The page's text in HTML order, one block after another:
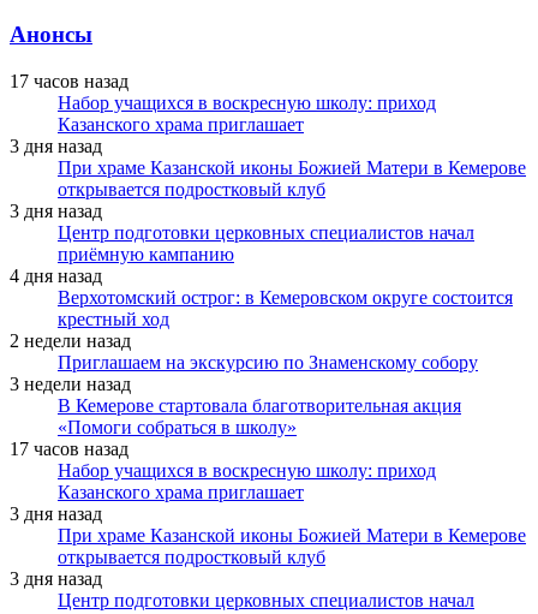
Анонсы
17 часов назад
Набор учащихся в воскресную школу: приход
Казанского храма приглашает
3 дня назад
При храме Казанской иконы Божией Матери в Кемерове
открывается подростковый клуб
3 дня назад
Центр подготовки церковных специалистов начал
приёмную кампанию
4 дня назад
Верхотомский острог: в Кемеровском округе состоится
крестный ход
2 недели назад
Приглашаем на экскурсию по Знаменскому собору
3 недели назад
В Кемерове стартовала благотворительная акция
«Помоги собраться в школу»
17 часов назад
Набор учащихся в воскресную школу: приход
Казанского храма приглашает
3 дня назад
При храме Казанской иконы Божией Матери в Кемерове
открывается подростковый клуб
3 дня назад
Центр подготовки церковных специалистов начал